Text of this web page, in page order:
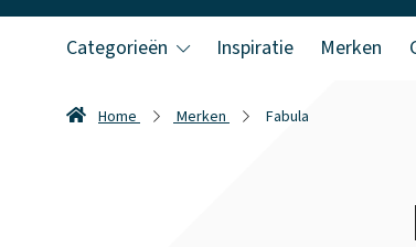
Categorieën Inspiratie Merken
Home Merken Fabula